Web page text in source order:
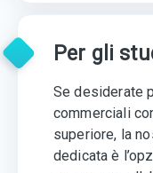
Per gli
Se desiderate
commerciali
superiore, la
dedicata è